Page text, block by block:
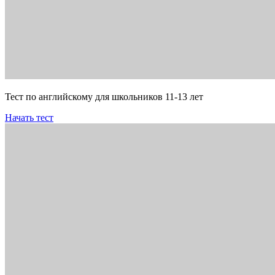
Тест по английскому для школьников 11-13 лет
Начать тест